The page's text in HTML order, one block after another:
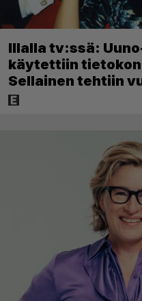
Illalla tv:ssä:
käytettiin
Sellainen tehtiin